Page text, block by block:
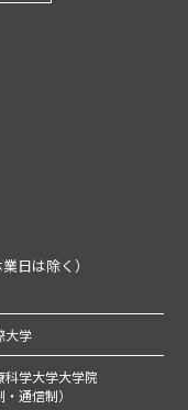
日は除く）
大学
科学大学大学院
・通信制）